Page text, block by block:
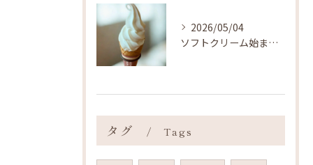
2026/05/04
ソフトクリーム始まりました ˎˊ˗
タグ Tags